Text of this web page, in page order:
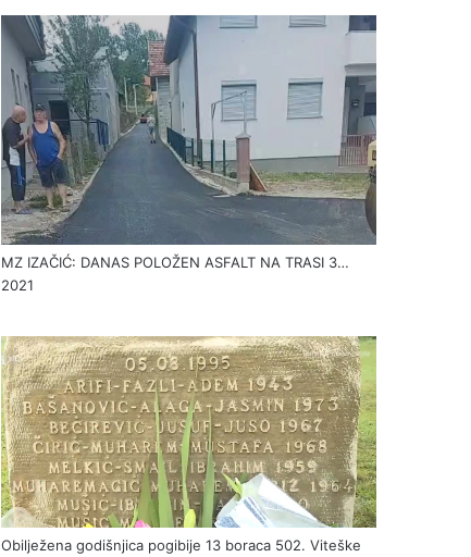
MZ IZAČIĆ: DANAS POLOŽEN ASFALT NA TRASI 3…
2021
Obilježena godišnjica pogibije 13 boraca 502. Viteške